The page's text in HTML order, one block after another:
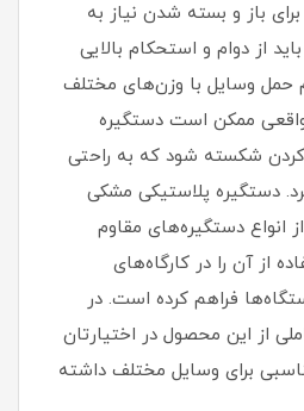
باز و بسته شدن نیاز به
از دوام و استحکام بالایی
حمل وسایل با وزن‌های مختلف
ممکن است دستگیره
شکسته شود که به راحتی
دستگیره پلاستیکی مشکی
از انواع دستگیره‌های مقاوم
از آن را در کارگاه‌های
فراهم کرده است. در
از این محصول در اختیارتان
برای وسایل مختلف داشته